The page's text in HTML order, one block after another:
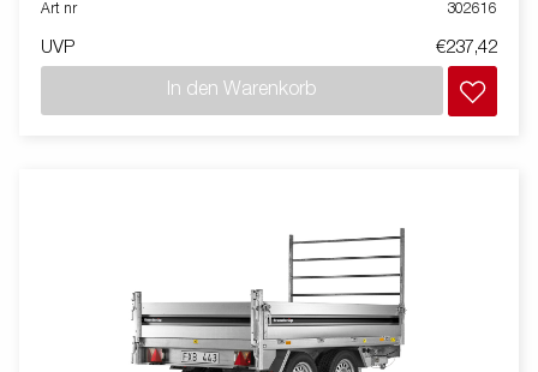
Art nr 302616
UVP €237,42
In den Warenkorb